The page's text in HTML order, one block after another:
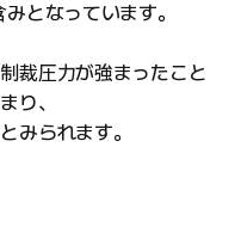
となっています。
裁圧力が強まったこと
り、
みられます。